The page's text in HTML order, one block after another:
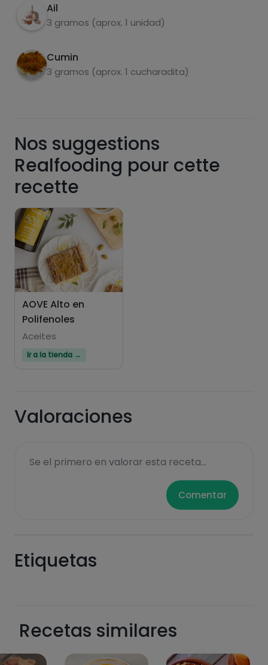
Ail
3 gramos (aprox. 1 unidad)
Cumin
3 gramos (aprox. 1 cucharadita)
sucres
graisses
Hazte PLUS para ver la información nutricional
de las recetas, y desbloquear muchas más
funcionalidades PLUS.
Pásate al PLUS
Nos suggestions
Realfooding pour cette
recette
AOVE Alto en
Polifenoles
Aceites
Ir a la tienda →
Valoraciones
Se el primero en valorar esta receta...
Comentar
Etiquetas
Recetas similares